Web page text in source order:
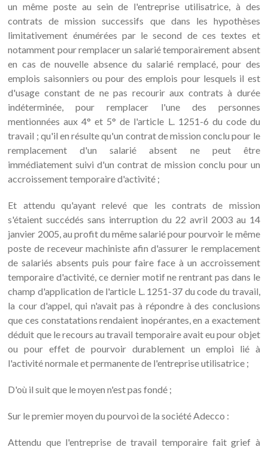
un même poste au sein de l'entreprise utilisatrice, à des
contrats de mission successifs que dans les hypothèses
limitativement énumérées par le second de ces textes et
notamment pour remplacer un salarié temporairement absent
en cas de nouvelle absence du salarié remplacé, pour des
emplois saisonniers ou pour des emplois pour lesquels il est
d'usage constant de ne pas recourir aux contrats à durée
indéterminée, pour remplacer l'une des personnes
mentionnées aux 4° et 5° de l'article L. 1251-6 du code du
travail ; qu'il en résulte qu'un contrat de mission conclu pour le
remplacement d'un salarié absent ne peut être
immédiatement suivi d'un contrat de mission conclu pour un
accroissement temporaire d'activité ;
Et attendu qu'ayant relevé que les contrats de mission
s'étaient succédés sans interruption du 22 avril 2003 au 14
janvier 2005, au profit du même salarié pour pourvoir le même
poste de receveur machiniste afin d'assurer le remplacement
de salariés absents puis pour faire face à un accroissement
temporaire d'activité, ce dernier motif ne rentrant pas dans le
champ d'application de l'article L. 1251-37 du code du travail,
la cour d'appel, qui n'avait pas à répondre à des conclusions
que ces constatations rendaient inopérantes, en a exactement
déduit que le recours au travail temporaire avait eu pour objet
ou pour effet de pourvoir durablement un emploi lié à
l'activité normale et permanente de l'entreprise utilisatrice ;
D'où il suit que le moyen n'est pas fondé ;
Sur le premier moyen du pourvoi de la société Adecco :
Attendu que l'entreprise de travail temporaire fait grief à